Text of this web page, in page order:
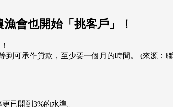
會也開始「挑客戶」！
到可承作貸款，至少要一個月的時間。 (來源：
已開到3%的水準。